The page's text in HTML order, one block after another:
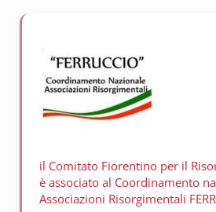
il Comitato Fiorentino per il
è associato al Coordinamento
Associazioni Risorgimentali